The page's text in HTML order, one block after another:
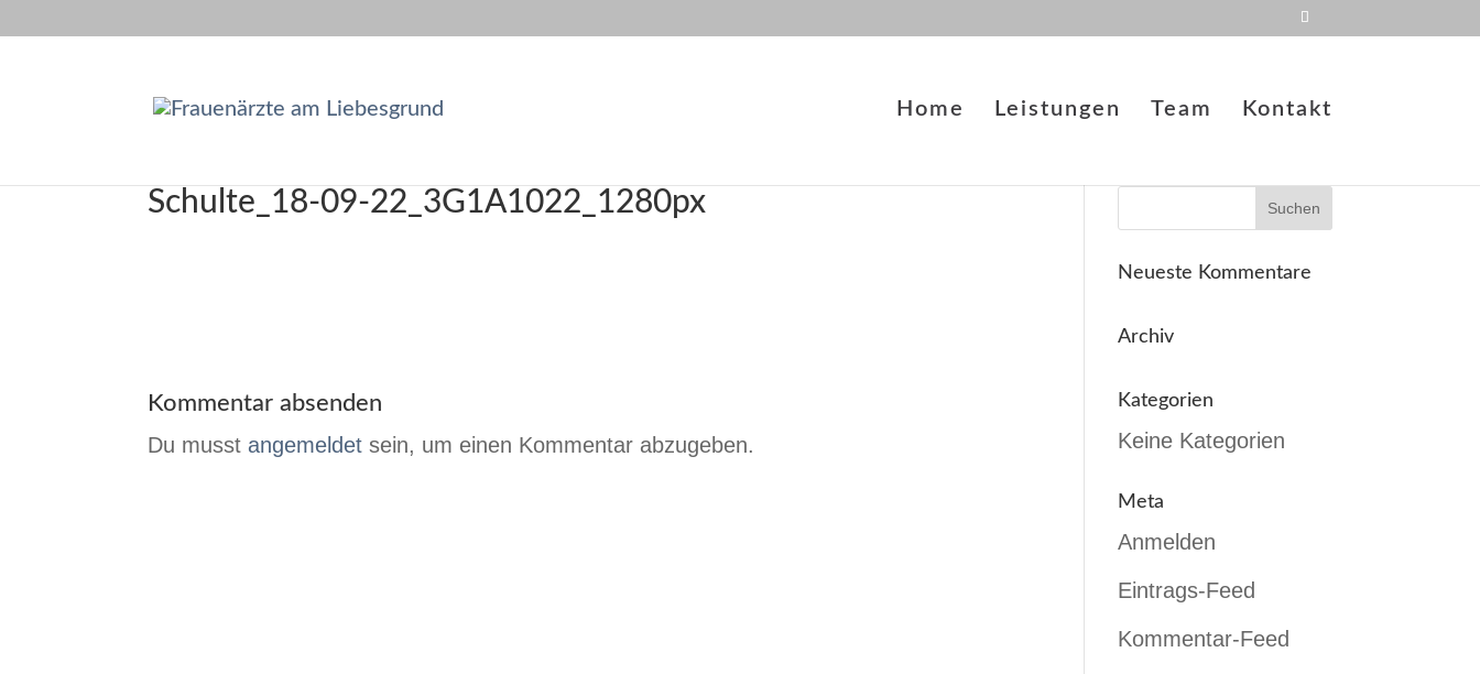
Home Leistungen Team Kontakt
Schulte_18-09-22_3G1A1022_1280px
Kommentar absenden
Du musst angemeldet sein, um einen Kommentar abzugeben.
Neueste Kommentare
Archiv
Kategorien
Keine Kategorien
Meta
Anmelden
Eintrags-Feed
Kommentar-Feed